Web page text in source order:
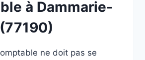
à Dammarie-
ne doit pas se